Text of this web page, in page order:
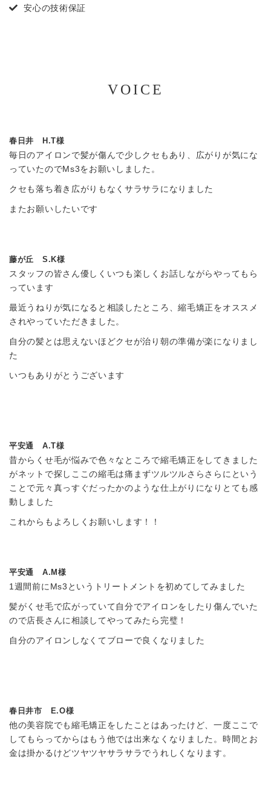
安心の技術保証
VOICE
春日井 H.T様
毎日のアイロンで髪が傷んで少しクセもあり、広がりが気にな
っていたのでMs3をお願いしました。
クセも落ち着き広がりもなくサラサラになりました
またお願いしたいです
藤が丘 S.K様
スタッフの皆さん優しくいつも楽しくお話しながらやってもら
っています
最近うねりが気になると相談したところ、縮毛矯正をオススメ
されやっていただきました。
自分の髪とは思えないほどクセが治り朝の準備が楽になりまし
た
いつもありがとうございます
平安通 A.T様
昔からくせ毛が悩みで色々なところで縮毛矯正をしてきました
がネットで探しここの縮毛は痛まずツルツルさらさらにという
ことで元々真っすぐだったかのような仕上がりになりとても感
動しました
これからもよろしくお願いします！！
平安通 A.M様
1週間前にMs3というトリートメントを初めてしてみました
髪がくせ毛で広がっていて自分でアイロンをしたり傷んでいた
ので店長さんに相談してやってみたら完璧！
自分のアイロンしなくてブローで良くなりました
春日井市 E.O様
他の美容院でも縮毛矯正をしたことはあったけど、一度ここで
してもらってからはもう他では出来なくなりました。時間とお
金は掛かるけどツヤツヤサラサラでうれしくなります。